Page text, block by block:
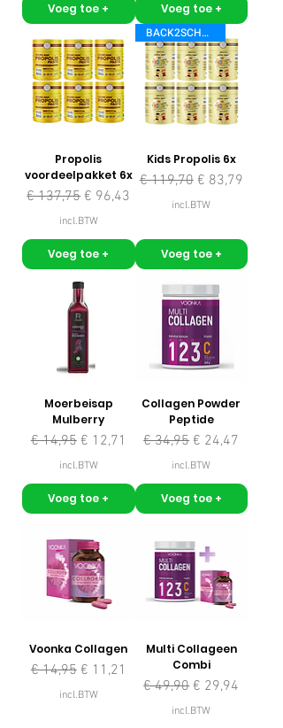
Voeg toe + Voeg toe +
Propolis
voordeelpakket 6x
Normale prijs
€ 137,75 Verkoopprijs
€ 96,43
incl.BTW
Voeg toe +
BACK2SCHOOL
Kids Propolis 6x
Normale prijs
€ 119,70 Verkoopprijs
€ 83,79
incl.BTW
Voeg toe +
Moerbeisap
Mulberry
Normale prijs
€ 14,95 Verkoopprijs
€ 12,71
incl.BTW
Voeg toe +
Collagen Powder
Peptide
Normale prijs
€ 34,95 Verkoopprijs
€ 24,47
incl.BTW
Voeg toe +
Voonka Collagen
Normale prijs
€ 14,95 Verkoopprijs
€ 11,21
incl.BTW
Multi Collageen
Combi
Normale prijs
€ 49,90 Verkoopprijs
€ 29,94
incl.BTW